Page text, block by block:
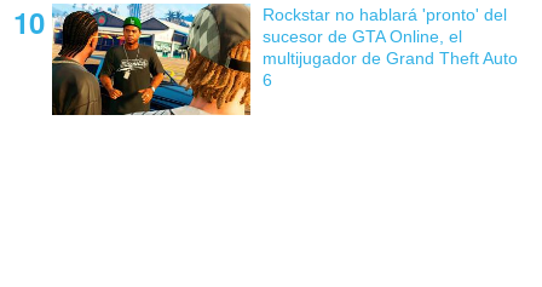
Rockstar no hablará 'pronto' del
sucesor de GTA Online, el
multijugador de Grand Theft Auto
6